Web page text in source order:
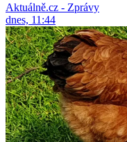
Aktuálně.cz - Zprávy
dnes, 11:44